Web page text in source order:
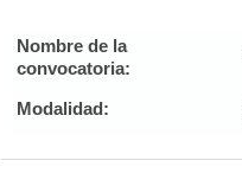
Nombre de la
convocatoria:
Modalidad: